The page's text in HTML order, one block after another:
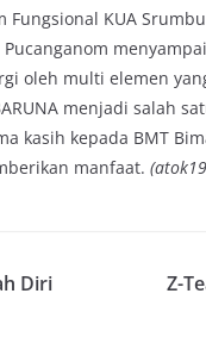
Fungsional KUA
oleh multi elemen
menjadi salah
kasih kepada BMT
manfaat.
Diri Z-